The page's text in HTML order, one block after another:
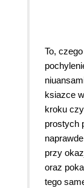
To,
ksiazce
kroku
prostych
przy
oraz
tego